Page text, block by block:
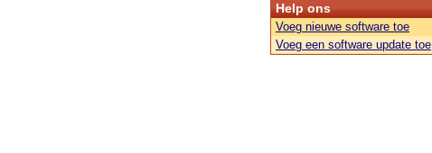
Help ons
Voeg nieuwe software toe
Voeg een software update toe